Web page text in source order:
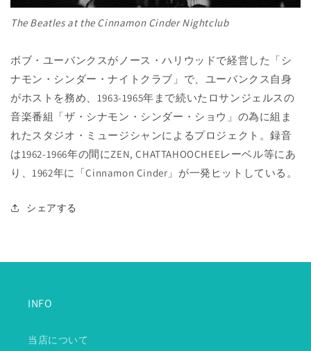
The Beatles at the Cinnamon Cinder Nightclub
ボブ・ユーバンクスがノース・ハリウッドで経営した「シ
ナモン・シンダー・ナイトクラブ」で、ユーバンクス自身
がホストを務め、1963-1965年まで続いたロサンジェルスの
音楽番組「ザ・シナモン・シンダー・ショウ」の為に組ま
れたスタジオ・ミュージシャンによるプロジェクト。録音
は1962-1966年の間にZEN, CHATTAHOOCHEEレーベル等にあ
り、1962年に「Cinnamon Cinder」が一発ヒットしている。
シェアする
INFO
当店について